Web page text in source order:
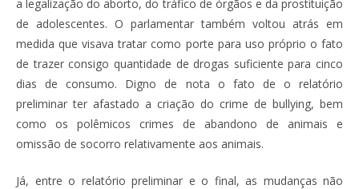
a legalização do aborto, do tráfico de órgãos e da prostituição
de adolescentes. O parlamentar também voltou atrás em
medida que visava tratar como porte para uso próprio o fato
de trazer consigo quantidade de drogas suficiente para cinco
dias de consumo. Digno de nota o fato de o relatório
preliminar ter afastado a criação do crime de bullying, bem
como os polêmicos crimes de abandono de animais e
omissão de socorro relativamente aos animais.
Já, entre o relatório preliminar e o final, as mudanças não